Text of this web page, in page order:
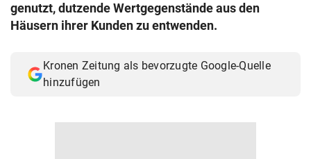
© Krone Multimedia GmbH & Co KG 2026
Muthgasse 2, 1190 Wien
genutzt, dutzende Wertgegenstände aus den
Häusern ihrer Kunden zu entwenden.
Kronen Zeitung als bevorzugte Google-Quelle
hinzufügen